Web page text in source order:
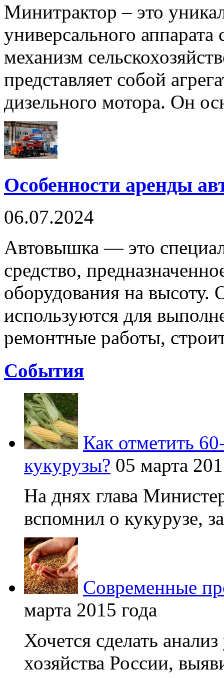
Минитрактор – это
универсального
механизм
представляет собой
дизельного мотора. Он
Особенности аренды
06.07.2024
Автовышка — это
средство,
оборудования на
используются для
ремонтные работы,
Cобытия
Как отметить
кукурузы? 05 марта
На днях глава
вспомнил о кукурузе,
Современные
марта 2015 года
Хочется сделать
хозяйства России,